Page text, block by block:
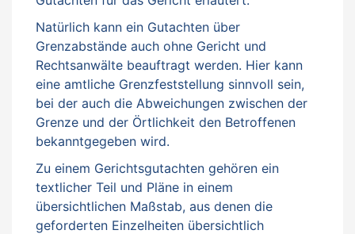
Natürlich kann ein Gutachten über
Grenzabstände auch ohne Gericht und
Rechtsanwälte beauftragt werden. Hier kann
eine amtliche Grenzfeststellung sinnvoll sein,
bei der auch die Abweichungen zwischen der
Grenze und der Örtlichkeit den Betroffenen
bekanntgegeben wird.
Zu einem Gerichtsgutachten gehören ein
textlicher Teil und Pläne in einem
übersichtlichen Maßstab, aus denen die
geforderten Einzelheiten übersichtlich